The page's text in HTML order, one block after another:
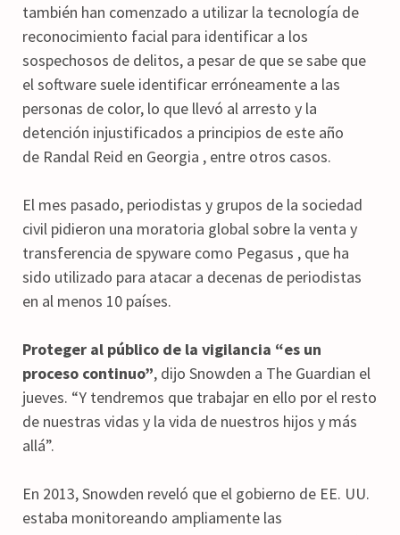
también han comenzado a utilizar la tecnología de
reconocimiento facial para identificar a los
sospechosos de delitos, a pesar de que se sabe que
el software suele identificar erróneamente a las
personas de color, lo que llevó al arresto y la
detención injustificados a principios de este año
de Randal Reid en Georgia , entre otros casos.
El mes pasado, periodistas y grupos de la sociedad
civil pidieron una moratoria global sobre la venta y
transferencia de spyware como Pegasus , que ha
sido utilizado para atacar a decenas de periodistas
en al menos 10 países.
Proteger al público de la vigilancia “es un
proceso continuo”, dijo Snowden a The Guardian el
jueves. “Y tendremos que trabajar en ello por el resto
de nuestras vidas y la vida de nuestros hijos y más
allá”.
En 2013, Snowden reveló que el gobierno de EE. UU.
estaba monitoreando ampliamente las